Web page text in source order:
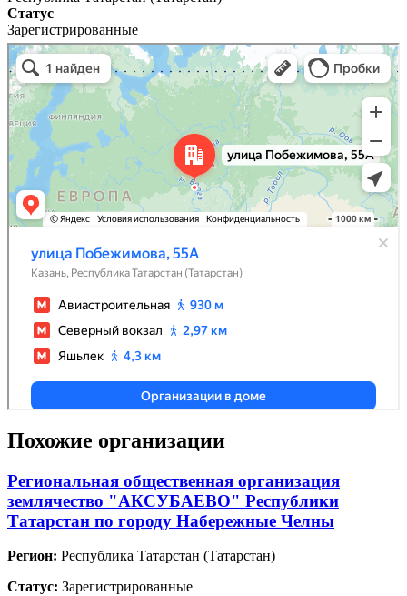
Статус
Зарегистрированные
Похожие организации
Региональная общественная организация
землячество "АКСУБАЕВО" Республики
Татарстан по городу Набережные Челны
Регион: Республика Татарстан (Татарстан)
Статус: Зарегистрированные